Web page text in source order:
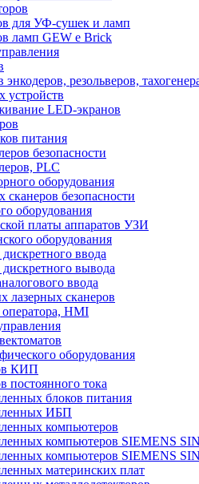
для УФ-сушек и ламп
ламп GEW e Brick
резольверов,
устройств
LED-экранов
питания
безопасности
PLC
оборудования
сканеров безопасности
оборудования
платы аппаратов УЗИ
оборудования
ввода
вывода
ввода
лазерных сканеров
HMI
оборудования
КИП
постоянного тока
блоков питания
ИБП
компьютеров
компьютеров SIEMENS
компьютеров SIEMENS
материнских плат